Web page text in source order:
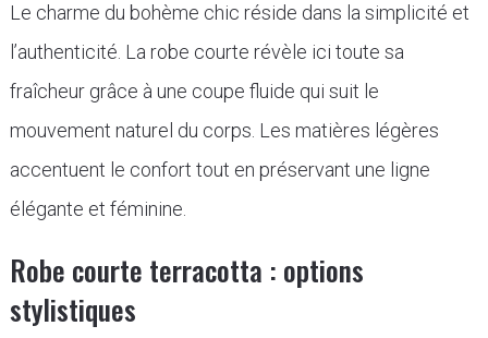
Le charme du bohème chic réside dans la simplicité et
l’authenticité. La robe courte révèle ici toute sa
fraîcheur grâce à une coupe fluide qui suit le
mouvement naturel du corps. Les matières légères
accentuent le confort tout en préservant une ligne
élégante et féminine.
Robe courte terracotta : options
stylistiques